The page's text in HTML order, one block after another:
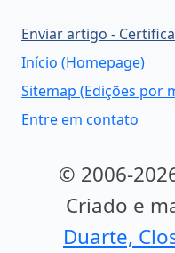
Enviar artigo -
Início (Homepage)
Sitemap (Edições por
Entre em contato
© 2006-
Criado e
Duarte,